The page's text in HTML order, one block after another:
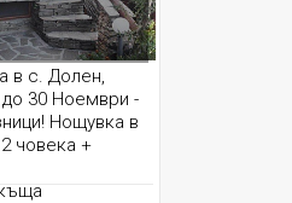
в с. Долен,
до 30 Ноември -
Нощувка в
човека +
с барбекю,